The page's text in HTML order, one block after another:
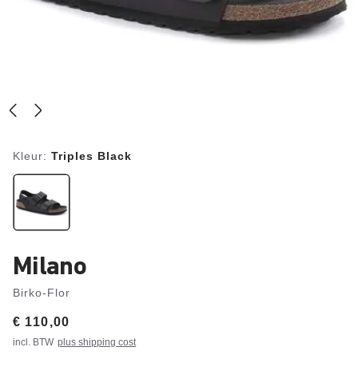
Kleur: Triples Black
Milano
Birko-Flor
Price:
€ 110,00
incl. BTW plus shipping cost